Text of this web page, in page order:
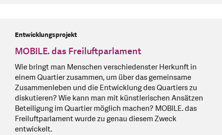
Entwicklungsprojekt
MOBILE. das Freiluftparlament
Wie bringt man Menschen verschiedenster Herkunft in
einem Quartier zusammen, um über das gemeinsame
Zusammenleben und die Entwicklung des Quartiers zu
diskutieren? Wie kann man mit künstlerischen Ansätzen
Beteiligung im Quartier möglich machen? MOBILE. das
Freiluftparlament wurde zu genau diesem Zweck
entwickelt.